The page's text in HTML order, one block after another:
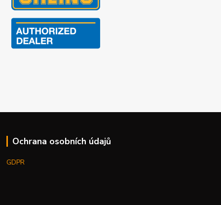
Ochrana osobních údajů
GDPR